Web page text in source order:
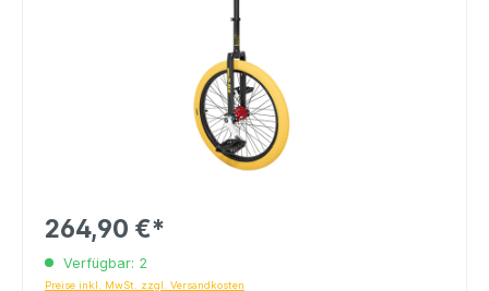
264,90 €*
Verfügbar: 2
Preise inkl. MwSt. zzgl. Versandkosten